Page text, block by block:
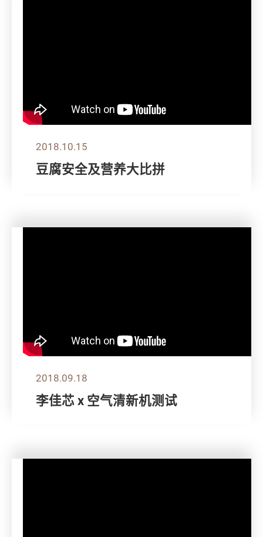
2018.10.15
豆腐安全及营养大比拼
2018.09.18
李佳芯 x 空气清新机测试